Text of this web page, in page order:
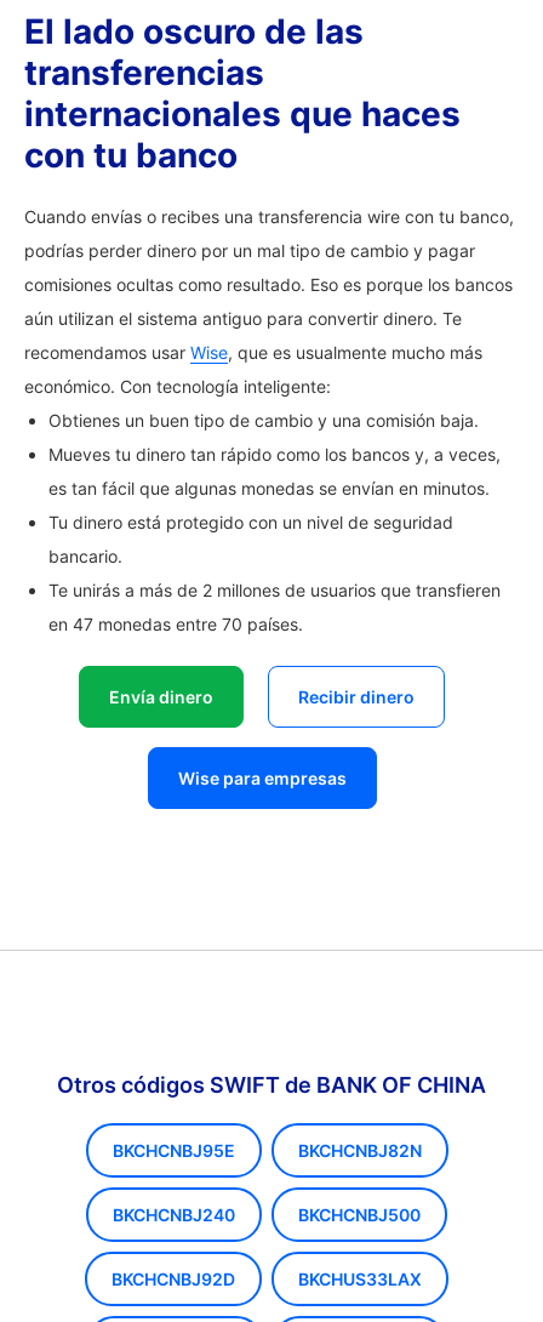
El lado oscuro de las
transferencias
internacionales que haces
con tu banco
Cuando envías o recibes una transferencia wire con tu banco,
podrías perder dinero por un mal tipo de cambio y pagar
comisiones ocultas como resultado. Eso es porque los bancos
aún utilizan el sistema antiguo para convertir dinero. Te
recomendamos usar Wise, que es usualmente mucho más
económico. Con tecnología inteligente:
Obtienes un buen tipo de cambio y una comisión baja.
Mueves tu dinero tan rápido como los bancos y, a veces,
es tan fácil que algunas monedas se envían en minutos.
Tu dinero está protegido con un nivel de seguridad
bancario.
Te unirás a más de 2 millones de usuarios que transfieren
en 47 monedas entre 70 países.
Envía dinero Recibir dinero
Wise para empresas
Otros códigos SWIFT de BANK OF CHINA
BKCHCNBJ95E BKCHCNBJ82N
BKCHCNBJ240 BKCHCNBJ500
BKCHCNBJ92D BKCHUS33LAX